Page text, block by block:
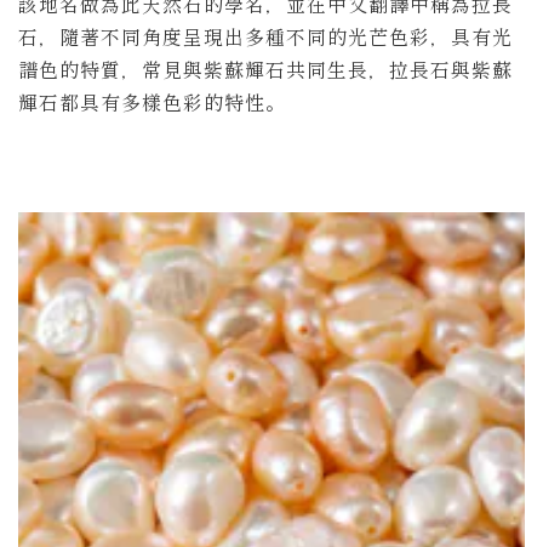
石，隨著不同角度呈現出多種不同的光芒色彩，具有光
譜色的特質，常見與紫蘇輝石共同生長，拉長石與紫蘇
輝石都具有多樣色彩的特性。